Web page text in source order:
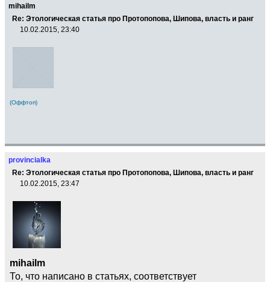
mihailm
Re: Этологическая статья про Протопопова, Шипова, власть и ранг
10.02.2015, 23:40
(Оффтоп)
provincialka
Re: Этологическая статья про Протопопова, Шипова, власть и ранг
10.02.2015, 23:47
mihailm
То, что написано в статьях, соответствует